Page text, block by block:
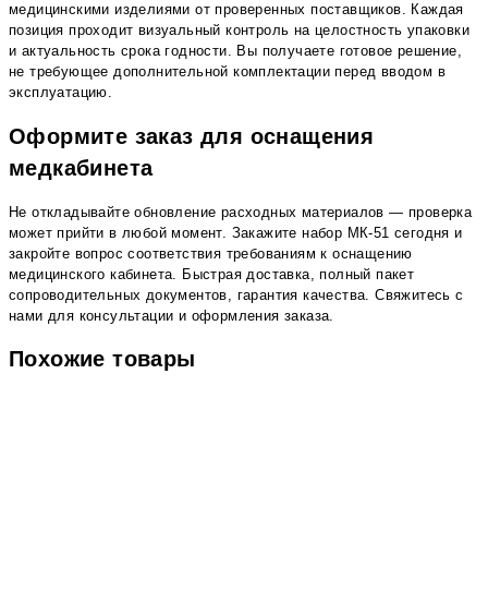
медицинскими изделиями от проверенных поставщиков. Каждая
позиция проходит визуальный контроль на целостность упаковки
и актуальность срока годности. Вы получаете готовое решение,
не требующее дополнительной комплектации перед вводом в
эксплуатацию.
Оформите заказ для оснащения
медкабинета
Не откладывайте обновление расходных материалов — проверка
может прийти в любой момент. Закажите набор МК-51 сегодня и
закройте вопрос соответствия требованиям к оснащению
медицинского кабинета. Быстрая доставка, полный пакет
сопроводительных документов, гарантия качества. Свяжитесь с
нами для консультации и оформления заказа.
Похожие товары